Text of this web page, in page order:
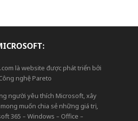
là website được phát triển bởi
nghệ Pareto
người yêu thích Microsoft, xây
muốn chia sẻ những giá trị,
365 – Windows – Office –